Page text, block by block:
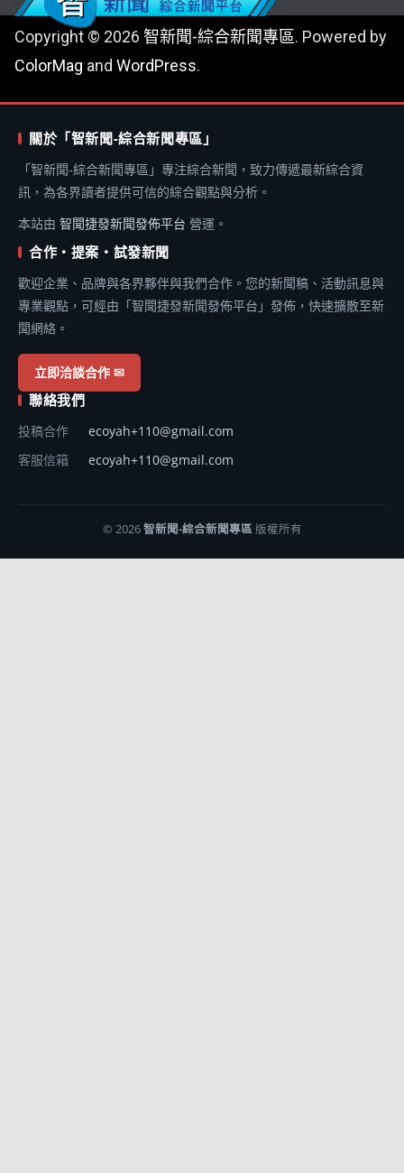
Copyright © 2026 智新聞-綜合新聞專區. Powered by
ColorMag and WordPress.
關於「智新聞-綜合新聞專區」
「智新聞-綜合新聞專區」專注綜合新聞，致力傳遞最新綜合資
訊，為各界讀者提供可信的綜合觀點與分析。
本站由 智聞捷發新聞發佈平台 營運。
合作・提案・試發新聞
歡迎企業、品牌與各界夥伴與我們合作。您的新聞稿、活動訊息與
專業觀點，可經由「智聞捷發新聞發佈平台」發佈，快速擴散至新
聞網絡。
立即洽談合作 ✉
聯絡我們
投稿合作
ecoyah+110@gmail.com
客服信箱
ecoyah+110@gmail.com
© 2026智新聞-綜合新聞專區版權所有